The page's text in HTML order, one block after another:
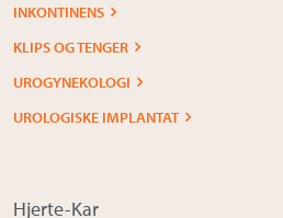
INKONTINENS
KLIPS OG TENGER
UROGYNEKOLOGI
UROLOGISKE IMPLANTAT
Hjerte-Kar